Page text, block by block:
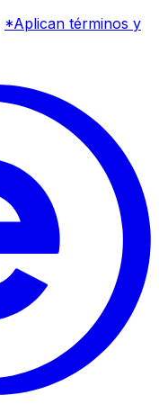
*Aplican términos y